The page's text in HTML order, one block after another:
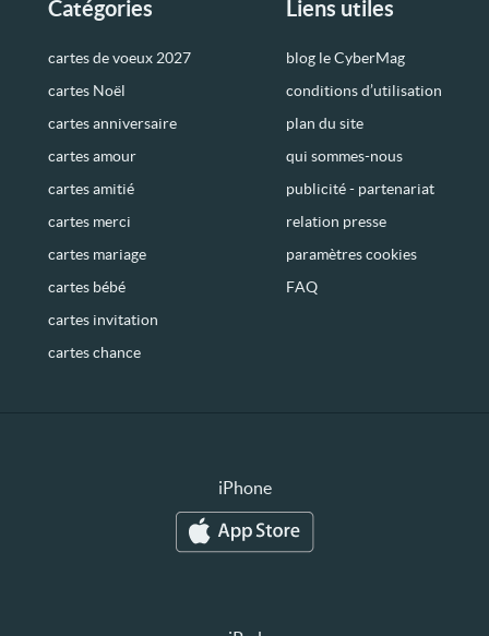
Catégories
cartes de voeux 2027
cartes Noël
cartes anniversaire
cartes amour
cartes amitié
cartes merci
cartes mariage
cartes bébé
cartes invitation
cartes chance
Liens utiles
blog le CyberMag
conditions d’utilisation
plan du site
qui sommes-nous
publicité - partenariat
relation presse
paramètres cookies
FAQ
iPhone